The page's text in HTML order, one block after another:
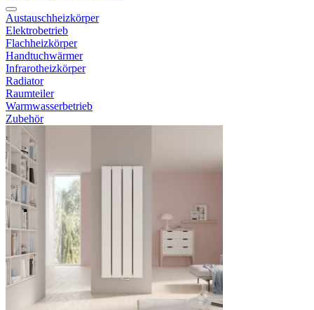
Austauschheizkörper
Elektrobetrieb
Flachheizkörper
Handtuchwärmer
Infrarotheizkörper
Radiator
Raumteiler
Warmwasserbetrieb
Zubehör